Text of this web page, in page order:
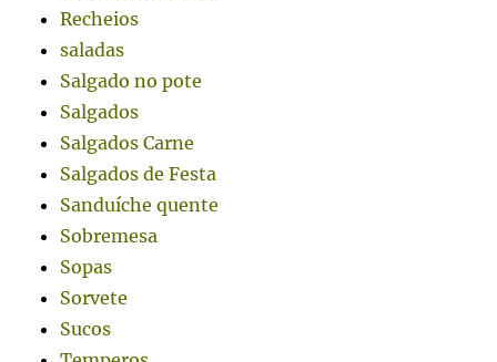
Recheios
saladas
Salgado no pote
Salgados
Salgados Carne
Salgados de Festa
Sanduíche quente
Sobremesa
Sopas
Sorvete
Sucos